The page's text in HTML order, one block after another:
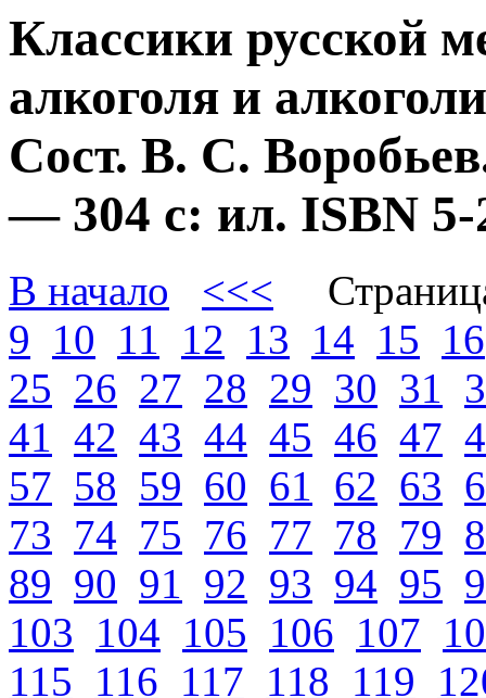
Классики русской
алкоголя и
Сост. В. С.
— 304 с: ил. ISBN
В начало <<<
9 10 11 12 13 14 15 16
25 26 27 28 29 30 31
41 42 43 44 45 46 47
57 58 59 60 61 62 63
73 74 75 76 77 78 79
89 90 91 92 93 94 95
103 104 105 106 107
115 116 117 118 119